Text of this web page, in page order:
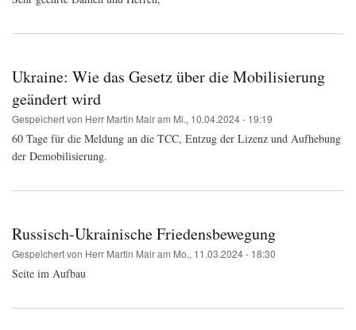
Diffamierung
und
im
Ukraine: Wie das Gesetz über die Mobilisierung
geändert wird
Gespeichert von Herr Martin Mairam Mi., 10.04.2024 - 19:19
60 Tage für die Meldung an die TCC, Entzug der Lizenz und Aufhebung
der Demobilisierung.
Russisch-Ukrainische Friedensbewegung
Gespeichert von Herr Martin Mairam Mo., 11.03.2024 - 18:30
Seite im Aufbau